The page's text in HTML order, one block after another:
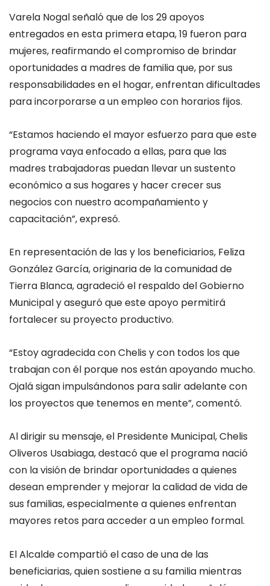
Varela Nogal señaló que de los 29 apoyos
entregados en esta primera etapa, 19 fueron para
mujeres, reafirmando el compromiso de brindar
oportunidades a madres de familia que, por sus
responsabilidades en el hogar, enfrentan dificultades
para incorporarse a un empleo con horarios fijos.
“Estamos haciendo el mayor esfuerzo para que este
programa vaya enfocado a ellas, para que las
madres trabajadoras puedan llevar un sustento
económico a sus hogares y hacer crecer sus
negocios con nuestro acompañamiento y
capacitación”, expresó.
En representación de las y los beneficiarios, Feliza
González García, originaria de la comunidad de
Tierra Blanca, agradeció el respaldo del Gobierno
Municipal y aseguró que este apoyo permitirá
fortalecer su proyecto productivo.
“Estoy agradecida con Chelis y con todos los que
trabajan con él porque nos están apoyando mucho.
Ojalá sigan impulsándonos para salir adelante con
los proyectos que tenemos en mente”, comentó.
Al dirigir su mensaje, el Presidente Municipal, Chelis
Oliveros Usabiaga, destacó que el programa nació
con la visión de brindar oportunidades a quienes
desean emprender y mejorar la calidad de vida de
sus familias, especialmente a quienes enfrentan
mayores retos para acceder a un empleo formal.
El Alcalde compartió el caso de una de las
beneficiarias, quien sostiene a su familia mientras